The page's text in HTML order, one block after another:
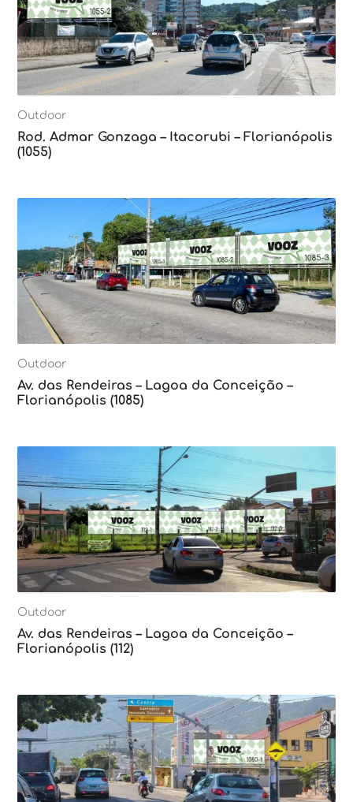
Outdoor
Rod. Admar Gonzaga – Itacorubi – Florianópolis
(1055)
Outdoor
Av. das Rendeiras – Lagoa da Conceição –
Florianópolis (1085)
Outdoor
Av. das Rendeiras – Lagoa da Conceição –
Florianópolis (112)